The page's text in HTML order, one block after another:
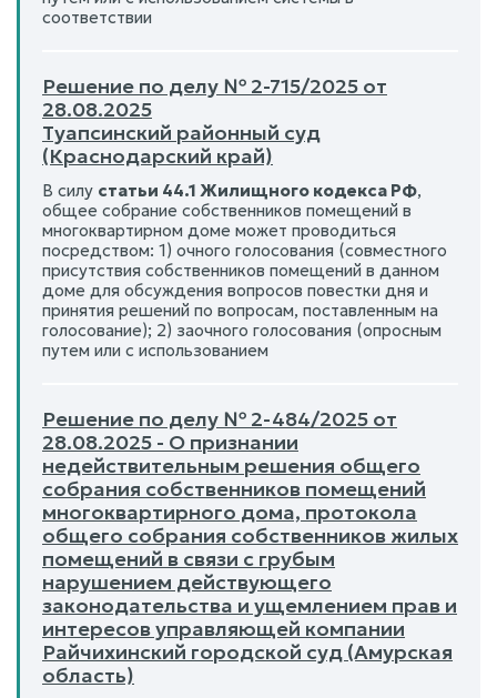
соответствии
Решение по делу № 2-715/2025 от
28.08.2025
Туапсинский районный суд
(Краснодарский край)
В силу статьи 44.1 Жилищного кодекса РФ,
общее собрание собственников помещений в
многоквартирном доме может проводиться
посредством: 1) очного голосования (совместного
присутствия собственников помещений в данном
доме для обсуждения вопросов повестки дня и
принятия решений по вопросам, поставленным на
голосование); 2) заочного голосования (опросным
путем или с использованием
Решение по делу № 2-484/2025 от
28.08.2025 - О признании
недействительным решения общего
собрания собственников помещений
многоквартирного дома, протокола
общего собрания собственников жилых
помещений в связи с грубым
нарушением действующего
законодательства и ущемлением прав и
интересов управляющей компании
Райчихинский городской суд (Амурская
область)